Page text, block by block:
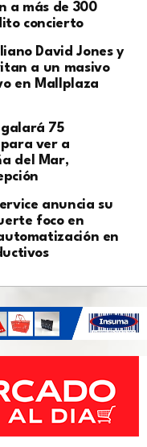
a más de 300
concierto
David Jones y
a un masivo
en Mallplaza
75
ver a
del Mar,
anuncia su
foco en
en